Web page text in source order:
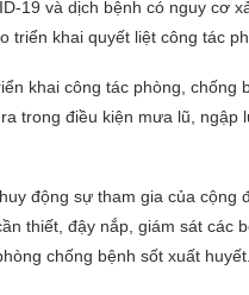
19 và dịch bệnh có nguy cơ
triển khai quyết liệt công tác
khai công tác phòng, chống
trong điều kiện mưa lũ, ngập
động sự tham gia của cộng
thiết, đậy nắp, giám sát các
chống bệnh sốt xuất huyết.